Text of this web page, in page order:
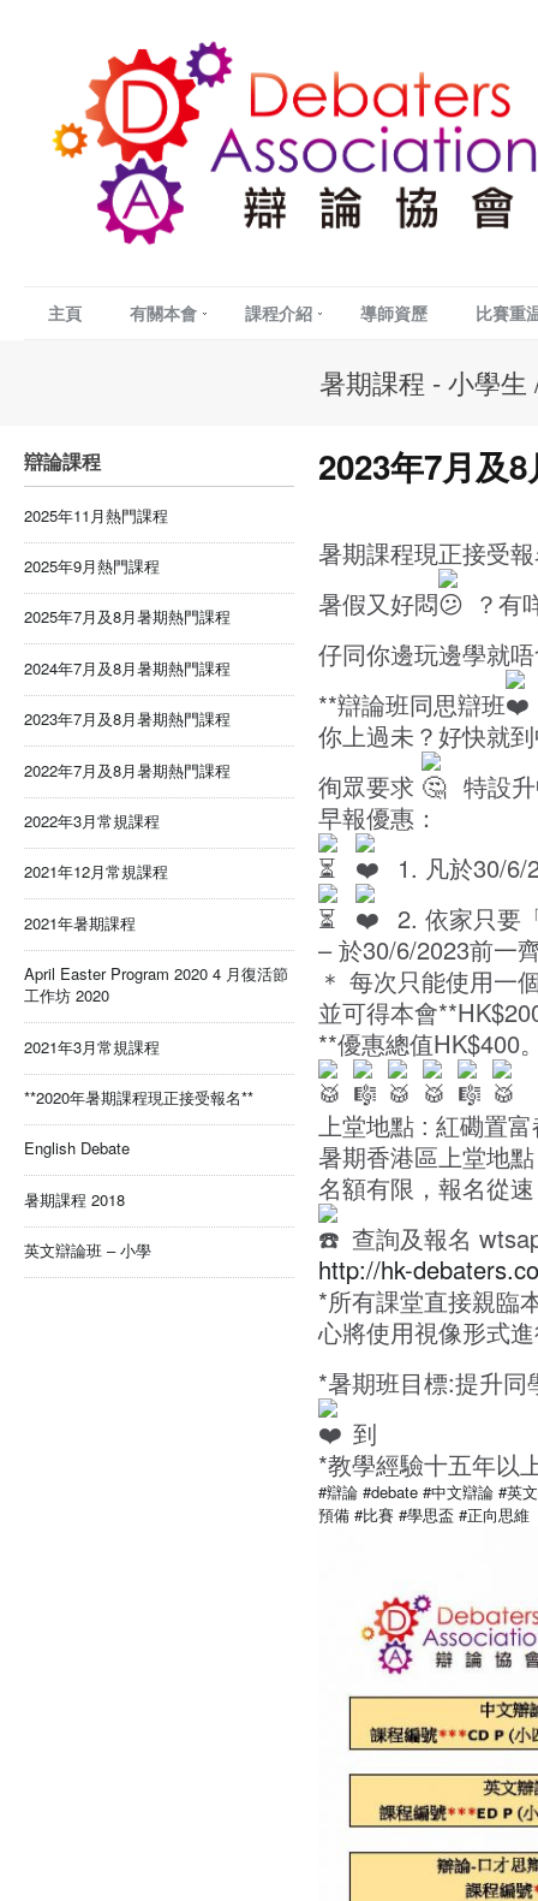
主頁 有關本會 課程介紹 導師資歷 比賽重
暑期課程 - 小學
2023年7月及
暑期課程現正接受
暑假又好悶
？有
仔同你邊玩邊學就
**辯論班同思辯班
你上過未？好快就
徇眾要求
特設
早報優惠：
1. 凡於30/6/
2. 依家只要
– 於30/6/2023前一
＊ 每次只能使用一
並可得本會
**優惠總值HK$400
上堂地點 : 紅磡置
暑期香港區上堂地
名額有限，報名從
查詢及報名
http://hk-
*所有課堂直接親臨
心將使用視像形式
*暑期班目標:提升
到
*教學經驗十五年以
#辯論 #debate #中文辯論 #英
預備 #比賽 #學思盃 #正向思維
辯論課程
2025年11月熱門課程
2025年9月熱門課程
2025年7月及8月暑期熱門課程
2024年7月及8月暑期熱門課程
2023年7月及8月暑期熱門課程
2022年7月及8月暑期熱門課程
2022年3月常規課程
2021年12月常規課程
2021年暑期課程
April Easter Program 2020 4 月復活節
工作坊 2020
2021年3月常規課程
**2020年暑期課程現正接受報名**
English Debate
暑期課程 2018
英文辯論班 – 小學